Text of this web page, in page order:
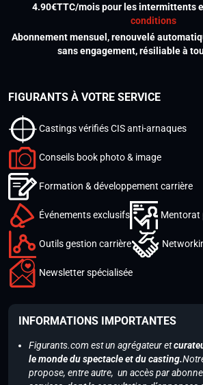
4.90€TTC/mois pour les intermittents
conditions
Abonnement mensuel, renouvelé
sans engagement, résiliable à
FIGURANTS À VOTRE SERVICE
Castings vérifiés CIS anti-arnaques
Conseils book photo & image
Formation & développement carrière
Événements exclusifs Mentorat
Outils gestion carrière
Newsletter spécialisée
INFORMATIONS IMPORTANTES
Figurants.com est un agrégateur et
le monde du spectacle et du casting.
propose, entre autre, un accès par